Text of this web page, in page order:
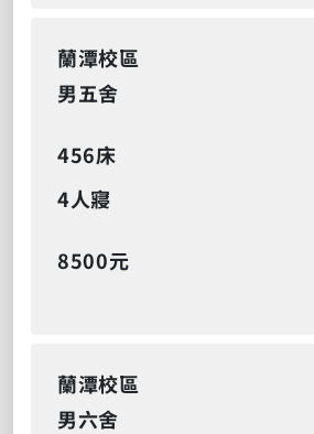
蘭潭校區
男五舍
456床
4人寢
8500元
蘭潭校區
男六舍